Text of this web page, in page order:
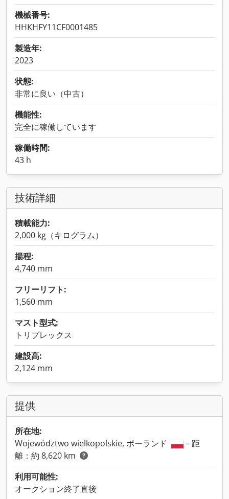
機械番号:
HHKHFY11CF0001485
製造年:
2023
状態:
非常に良い（中古）
機能性:
完全に稼働しています
稼働時間:
43 h
技術詳細
積載能力:
2,000 kg（キログラム）
揚程:
4,740 mm
フリーリフト:
1,560 mm
マスト型式:
トリプレックス
建設高:
2,124 mm
提供
所在地:
Województwo wielkopolskie, ポーランド
– 距
離：約 8,620 km
利用可能性:
オークション終了直後